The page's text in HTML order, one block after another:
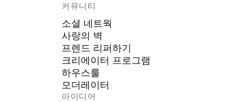
커뮤니티
소셜 네트웍
사랑의 벽
프렌드 리퍼하기
크리에이터 프로그램
하우스룰
모더레이터
아이디어